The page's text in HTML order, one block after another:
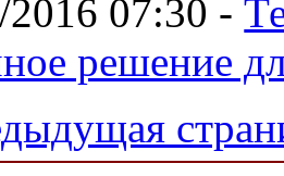
07:30 -
решение